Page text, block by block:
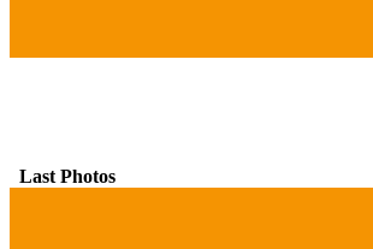
Last Photos